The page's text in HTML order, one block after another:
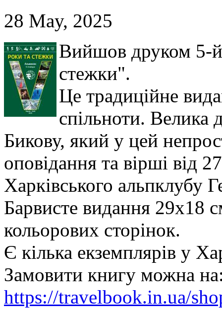
28 May, 2025
Вийшов друком 5-
стежки".
Це традиційне
спільноти. Велика
Бикову, який у цей
оповідання та вірші від
Харківського альпклубу
Барвисте видання 29х18
кольорових сторінок.
Є кілька екземплярів у
Замовити книгу можна
https://travelbook.in.ua/